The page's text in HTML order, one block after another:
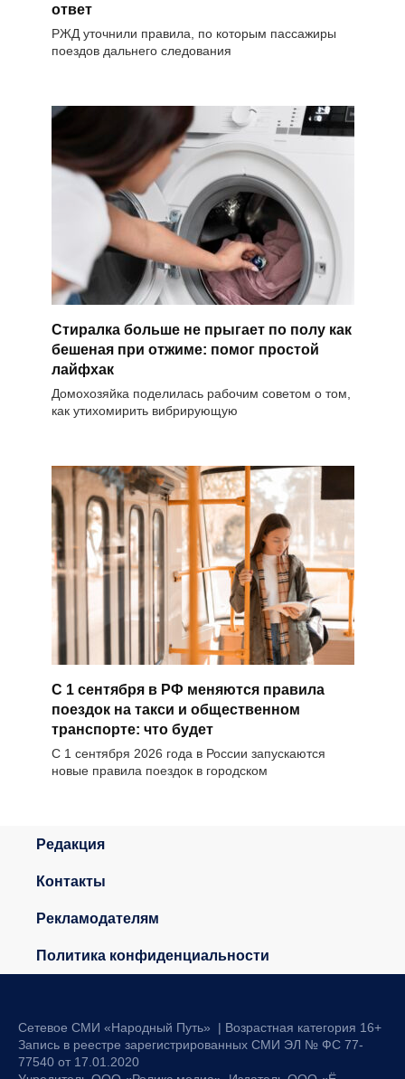
ответ
РЖД уточнили правила, по которым пассажиры
поездов дальнего следования
Стиралка больше не прыгает по полу как
бешеная при отжиме: помог простой
лайфхак
Домохозяйка поделилась рабочим советом о том,
как утихомирить вибрирующую
С 1 сентября в РФ меняются правила
поездок на такси и общественном
транспорте: что будет
С 1 сентября 2026 года в России запускаются
новые правила поездок в городском
Редакция
Контакты
Рекламодателям
Политика конфиденциальности
Сетевое СМИ «Народный Путь» | Возрастная категория 16+
Запись в реестре зарегистрированных СМИ ЭЛ № ФС 77-
77540 от 17.01.2020